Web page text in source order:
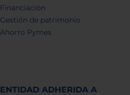
Financiación
Gestión de patrimonio
Ahorro Pymes
ENTIDAD ADHERIDA A